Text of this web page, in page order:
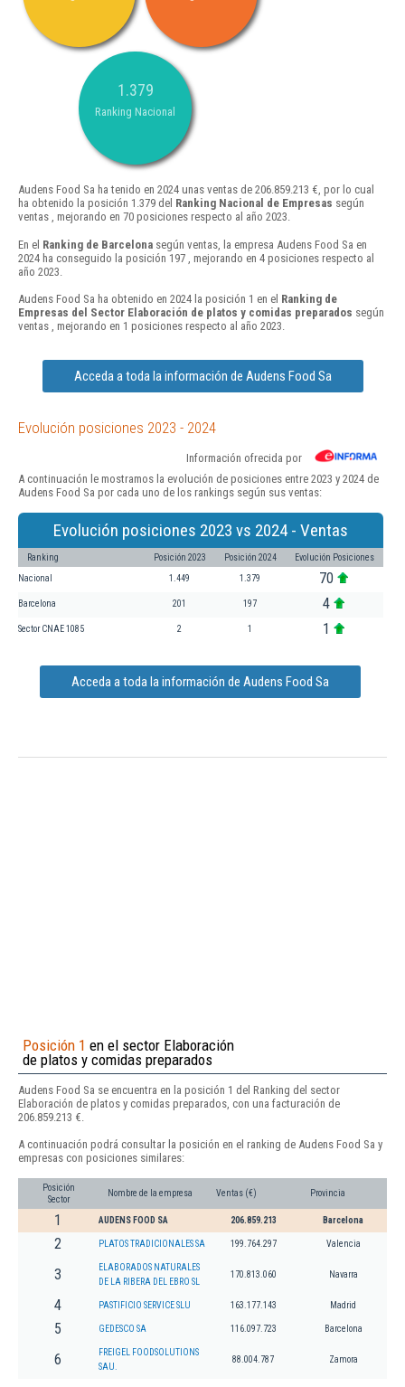
1.379
Ranking Nacional
Audens Food Sa ha tenido en 2024 unas ventas de 206.859.213 €, por lo cual
ha obtenido la posición 1.379 del Ranking Nacional de Empresas según
ventas , mejorando en 70 posiciones respecto al año 2023.
En el Ranking de Barcelona según ventas, la empresa Audens Food Sa en
2024 ha conseguido la posición 197 , mejorando en 4 posiciones respecto al
año 2023.
Audens Food Sa ha obtenido en 2024 la posición 1 en el Ranking de
Empresas del Sector Elaboración de platos y comidas preparados según
ventas , mejorando en 1 posiciones respecto al año 2023.
Acceda a toda la información de Audens Food Sa
Evolución posiciones 2023 - 2024
Información ofrecida por
A continuación le mostramos la evolución de posiciones entre 2023 y 2024 de
Audens Food Sa por cada uno de los rankings según sus ventas:
Evolución posiciones 2023 vs 2024 - Ventas
Ranking Posición 2023 Posición 2024 Evolución Posiciones
Nacional 1.449 1.379 70
Barcelona 201 197 4
Sector CNAE 1085 2 1 1
Acceda a toda la información de Audens Food Sa
Posición 1 en el sector Elaboración
de platos y comidas preparados
Audens Food Sa se encuentra en la posición 1 del Ranking del sector
Elaboración de platos y comidas preparados, con una facturación de
206.859.213 €.
A continuación podrá consultar la posición en el ranking de Audens Food Sa y
empresas con posiciones similares:
Posición
Sector
Nombre de la empresa Ventas (€) Provincia
1 AUDENS FOOD SA 206.859.213 Barcelona
2 PLATOS TRADICIONALES SA 199.764.297 Valencia
3
ELABORADOS NATURALES
DE LA RIBERA DEL EBRO SL
170.813.060 Navarra
4 PASTIFICIO SERVICE SLU 163.177.143 Madrid
5 GEDESCO SA 116.097.723 Barcelona
6
FREIGEL FOODSOLUTIONS
SAU.
88.004.787 Zamora